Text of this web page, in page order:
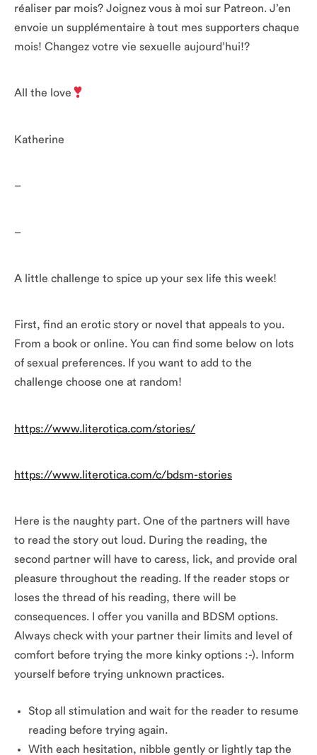
réaliser par mois? Joignez vous à moi sur Patreon. J’en
envoie un supplémentaire à tout mes supporters chaque
mois! Changez votre vie sexuelle aujourd’hui!?
All the love
Katherine
–
–
A little challenge to spice up your sex life this week!
First, find an erotic story or novel that appeals to you.
From a book or online. You can find some below on lots
of sexual preferences. If you want to add to the
challenge choose one at random!
https://www.literotica.com/stories/
https://www.literotica.com/c/bdsm-stories
Here is the naughty part. One of the partners will have
to read the story out loud. During the reading, the
second partner will have to caress, lick, and provide oral
pleasure throughout the reading. If the reader stops or
loses the thread of his reading, there will be
consequences. I offer you vanilla and BDSM options.
Always check with your partner their limits and level of
comfort before trying the more kinky options :-). Inform
yourself before trying unknown practices.
Stop all stimulation and wait for the reader to resume
reading before trying again.
With each hesitation, nibble gently or lightly tap the